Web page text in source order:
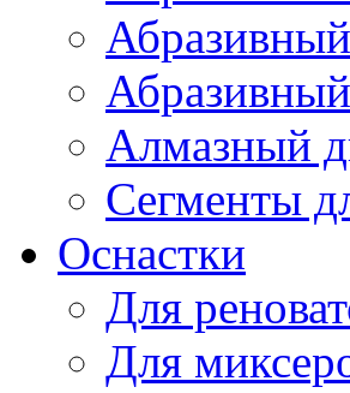
Алмазный
Сегменты
Оснастки
Для
Для